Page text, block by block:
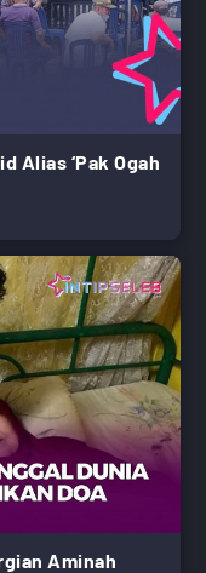
Alias ‘Pak Ogah
Aminah